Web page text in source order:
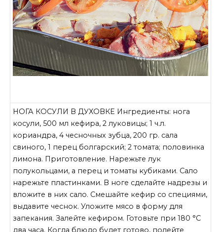
НОГА КОСУЛИ В ДУХОВКЕ Ингредиенты: нога
косули, 500 мл кефира, 2 луковицы; 1 ч.л.
кориандра, 4 чесночных зубца, 200 гр. сала
свиного, 1 перец болгарский; 2 томата; половинка
лимона. Приготовление. Нарежьте лук
полукольцами, а перец и томаты кубиками. Сало
нарежьте пластинками. В ноге сделайте надрезы и
вложите в них сало. Смешайте кефир со специями,
выдавите чеснок. Уложите мясо в форму для
запекания. Залейте кефиром. Готовьте при 180 °С
два часа. Когда блюдо будет готово, полейте